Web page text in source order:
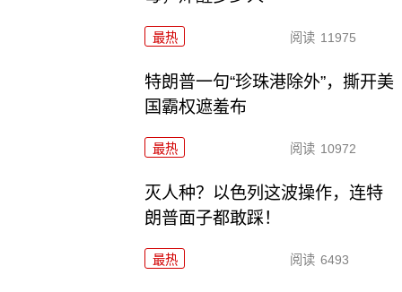
最热 阅读 11975
特朗普一句“珍珠港除外”，撕开美
国霸权遮羞布
最热 阅读 10972
灭人种？以色列这波操作，连特
朗普面子都敢踩！
最热 阅读 6493